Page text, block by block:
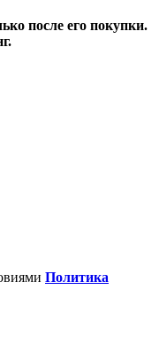
после его покупки.
Политика